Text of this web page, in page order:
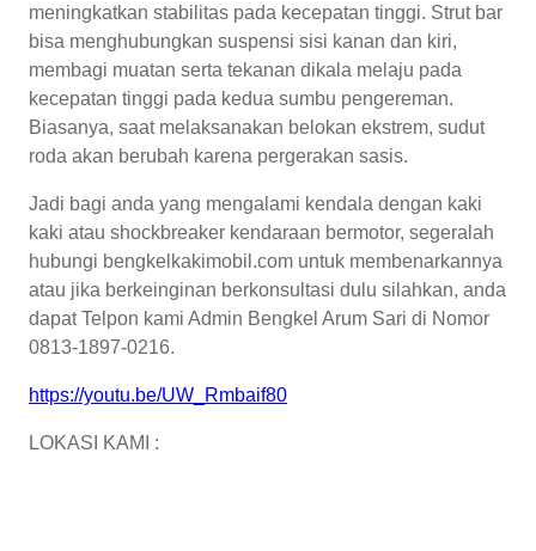
meningkatkan stabilitas pada kecepatan tinggi. Strut bar
bisa menghubungkan suspensi sisi kanan dan kiri,
membagi muatan serta tekanan dikala melaju pada
kecepatan tinggi pada kedua sumbu pengereman.
Biasanya, saat melaksanakan belokan ekstrem, sudut
roda akan berubah karena pergerakan sasis.
Jadi bagi anda yang mengalami kendala dengan kaki
kaki atau shockbreaker kendaraan bermotor, segeralah
hubungi bengkelkakimobil.com untuk membenarkannya
atau jika berkeinginan berkonsultasi dulu silahkan, anda
dapat Telpon kami Admin Bengkel Arum Sari di Nomor
0813-1897-0216.
https://youtu.be/UW_Rmbaif80
LOKASI KAMI :